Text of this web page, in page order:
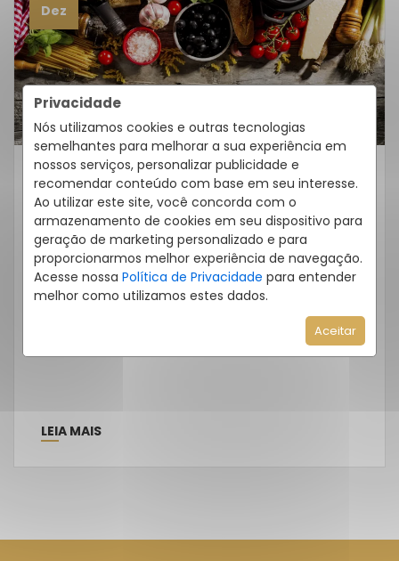
Privacidade
Nós utilizamos cookies e outras tecnologias
semelhantes para melhorar a sua experiência em
nossos serviços, personalizar publicidade e
recomendar conteúdo com base em seu interesse.
Ao utilizar este site, você concorda com o
armazenamento de cookies em seu dispositivo para
geração de marketing personalizado e para
proporcionarmos melhor experiência de navegação.
Acesse nossa Política de Privacidade para entender
melhor como utilizamos estes dados.
Aceitar
Dez
Sem categoria
Rota Gastronômica Do Ribeirão
Da Ilha: Sabores Tradicionais À
Beira-Mar
No sul de Florianópolis, o Ribeirão da Ilha é
sinônimo de tradição e autenticidade quando
LEIA MAIS